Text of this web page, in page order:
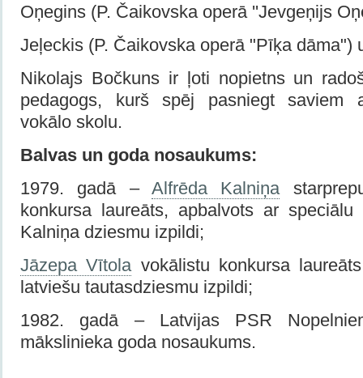
Oņegins (P. Čaikovska operā ''Jevgeņijs
Jeļeckis (P. Čaikovska operā "Pīķa dāma")
Nikolajs Bočkuns ir ļoti nopietns un
pedagogs, kurš spēj pasniegt saviem
vokālo skolu.
Balvas un goda nosaukums:
1979. gadā – Alfrēda Kalniņa
konkursa laureāts, apbalvots ar
Kalniņa dziesmu izpildi;
Jāzepa Vītola vokālistu konkursa
latviešu tautasdziesmu izpildi;
1982. gadā – Latvijas PSR
mākslinieka goda nosaukums.